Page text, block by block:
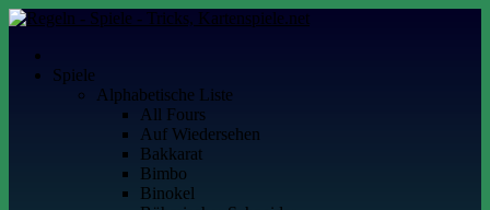
Skip
content
Kartenspiele.net
Alles über Kartenspiele
Spiele
Alphabetische Liste
All Fours
Auf Wiedersehen
Bakkarat
Bimbo
Binokel